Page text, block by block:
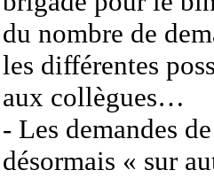
du nombre de
les différentes
aux collègues…
- Les demandes
désormais « sur